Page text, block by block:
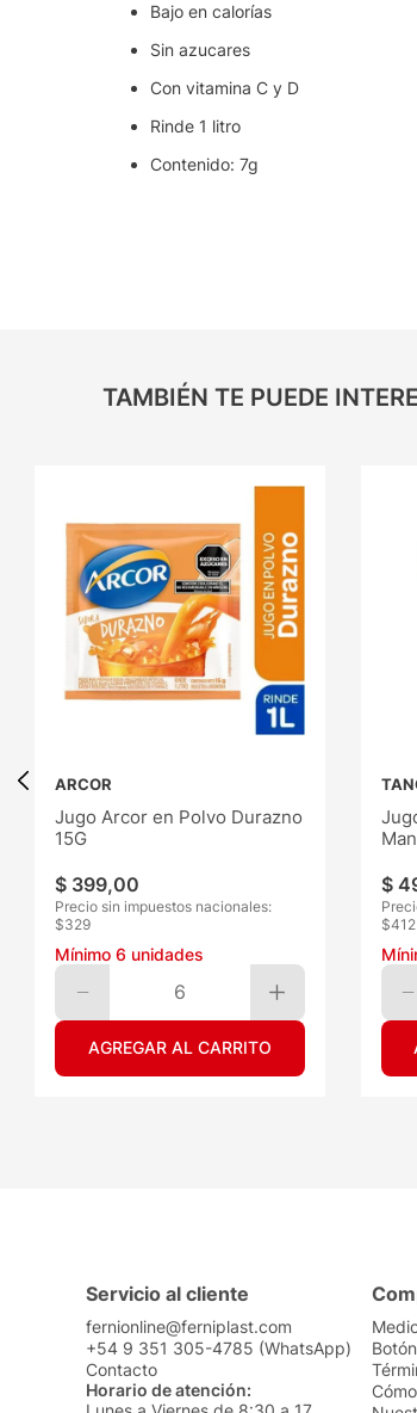
Bajo en calorías
Sin azucares
Con vitamina C y D
Rinde 1 litro
Contenido: 7g
TAMBIÉN TE PUEDE
ARCOR
Jugo Arcor en Polvo Durazno
15G
$ 399,00
Precio sin impuestos nacionales:
$329
Mínimo6 unidades
6
AGREGAR AL CARRITO
$
$412
Servicio al cliente
fernionline@ferniplast.com
+54 9 351 305-4785 (WhatsApp)
Contacto
Horario de atención: